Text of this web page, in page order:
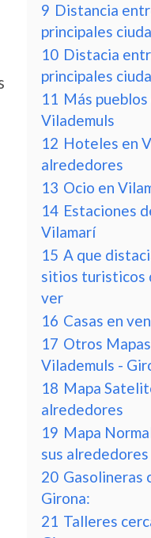
9 Distancia
principales
10 Distacia
principales
11 Más
Vilademuls
12 Hoteles en
alrededores
13 Ocio en
14 Estaciones
Vilamarí
15 A que
sitios turisticos
ver
16 Casas en
17 Otros
Vilademuls -
18 Mapa
alrededores
19 Mapa
sus alrededores
20 Gasolineras
Girona:
21 Talleres